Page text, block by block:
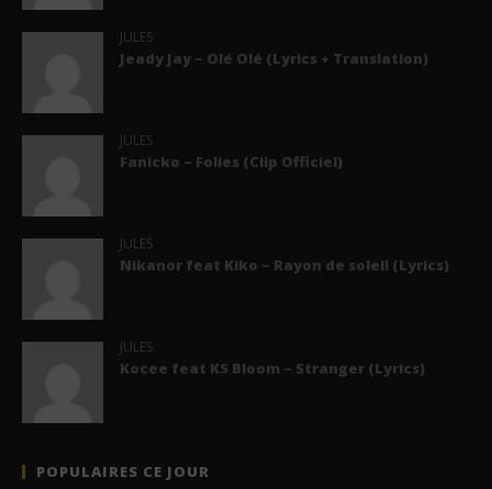
JULES
Jeady Jay – Olé Olé (Lyrics + Translation)
JULES
Fanicko – Folies (Clip Officiel)
JULES
Nikanor feat Kiko – Rayon de soleil (Lyrics)
JULES
Kocee feat KS Bloom – Stranger (Lyrics)
POPULAIRES CE JOUR